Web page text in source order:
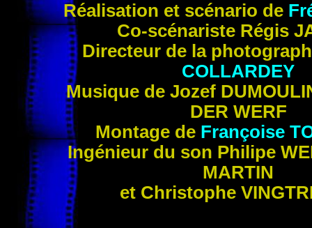
Réal isation et scénario de
Co-scénariste Régis
Directeur de la
COLLARDEY
Musique de Jozef
DER WERF
Montage de Françoise
Ingénieur du son Philipe
MARTIN
et Christophe